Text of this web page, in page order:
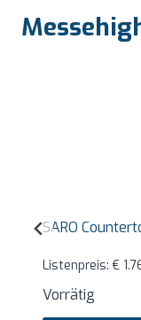
SARO
Listenpreis: €
Vorrätig